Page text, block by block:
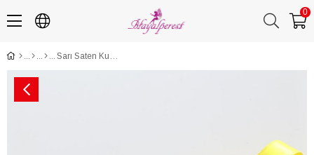
0
Sarı Saten Kurdela 1 cm